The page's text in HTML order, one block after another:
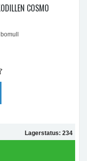
COSMO
Lagerstatus: 234